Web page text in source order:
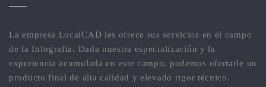
La empresa LocalCAD les ofrece sus servicios en el campo
de la Infografia. Dada nuestra especialización y la
experiencia acumulada en este campo, podemos ofertarle un
producto final de alta calidad y elevado rigor técnico.